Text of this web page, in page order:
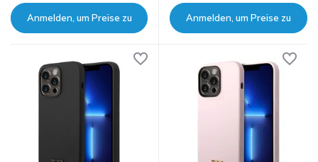
Anmelden, um Preise zu Anmelden, um Preise zu